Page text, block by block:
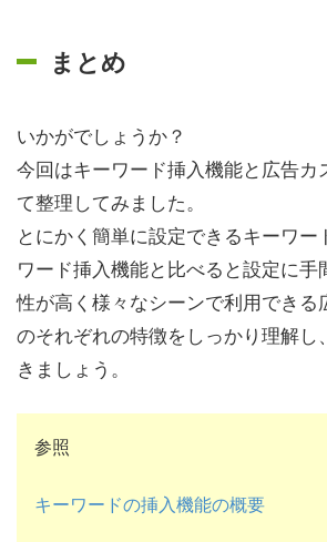
まとめ
いかがでしょうか？
今回はキーワード挿入機能と広告カ
て整理してみました。
とにかく簡単に設定できるキーワ
ワード挿入機能と比べると設定に手
性が高く様々なシーンで利用できる
のそれぞれの特徴をしっかり理解し
きましょう。
参照
キーワードの挿入機能の概要